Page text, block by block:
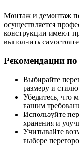
Монтаж и демонтаж
осуществляется
конструкции имеют
выполнить
Рекомендации
Выбирайте
размеру и
Убедитесь, что
вашим
Используйте
хранения и
Учитывайте
выборе